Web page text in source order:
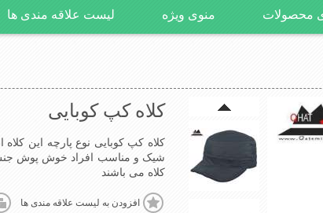
محصولات منوی ویژه لیست علاقه مندی ها
کلاه کپ کوبایی
کلاه کپ کوبایی نوع پارچه این
شیک و مناسب افراد خوش پوش
کلاه می باشند
افزودن به لیست علاقه مندی ها